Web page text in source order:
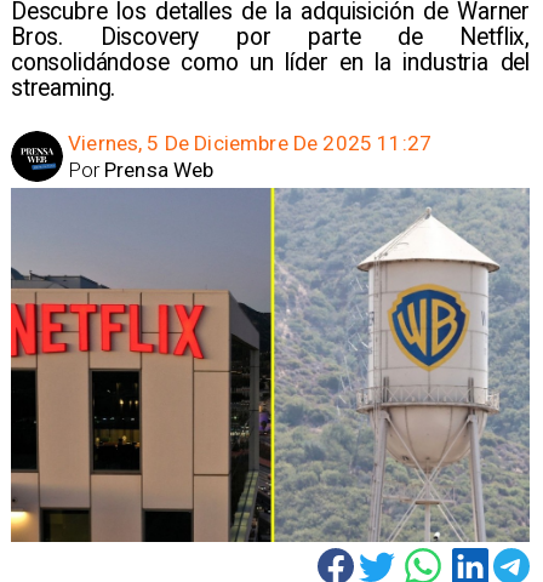
Descubre los detalles de la adquisición de Warner
Bros. Discovery por parte de Netflix,
consolidándose como un líder en la industria del
streaming.
Viernes, 5 De Diciembre De 2025 11:27
Prensa Web
Por